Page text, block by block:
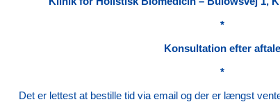
*
Konsultation efter aftale
*
Det er lettest at bestille tid via email og der er længst